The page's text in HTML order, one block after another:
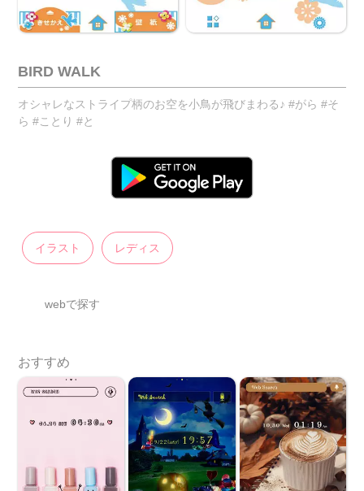
BIRD WALK
オシャレなストライプ柄のお空を小鳥が飛びまわる♪ #がら #そ
ら #ことり #と
イラスト レディス
webで探す
おすすめ